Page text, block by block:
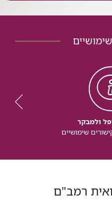
ולמבקר
שימושיים
רמב"ם